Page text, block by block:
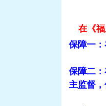
在《
保障一
保障二
主监督